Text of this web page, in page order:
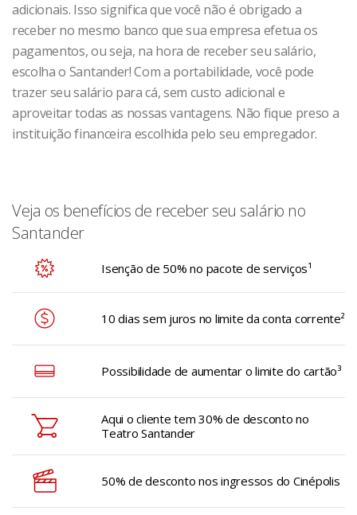
adicionais. Isso significa que você não é obrigado a
receber no mesmo banco que sua empresa efetua os
pagamentos, ou seja, na hora de receber seu salário,
escolha o Santander! Com a portabilidade, você pode
trazer seu salário para cá, sem custo adicional e
aproveitar todas as nossas vantagens. Não fique preso a
instituição financeira escolhida pelo seu empregador.
Veja os benefícios de receber seu salário no
Santander
Isenção de 50% no pacote de serviços¹
10 dias sem juros no limite da conta corrente²
Possibilidade de aumentar o limite do cartão³
Aqui o cliente tem 30% de desconto no
Teatro Santander
50% de desconto nos ingressos do Cinépolis